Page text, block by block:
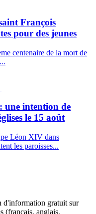
François
pour des jeunes
centenaire de la mort de
une intention de
le 15 août
Léon XIV dans
les paroisses...
d'information gratuit sur
(français, anglais,